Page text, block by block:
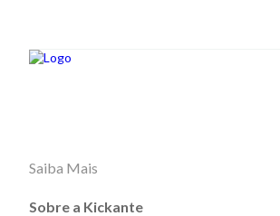
Saiba Mais
Sobre a Kickante